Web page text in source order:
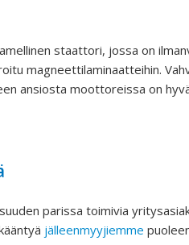
staattori, jossa on
magneettilaminaatteihin.
ansiosta moottoreissa on
parissa toimivia
jälleenmyyjiemme